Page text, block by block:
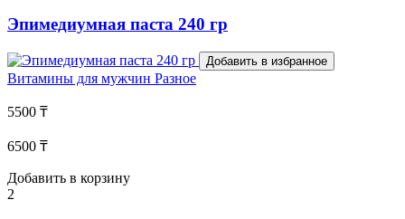
Эпимедиумная паста 240 гр
Добавить в избранное
Витамины для мужчин Разное
5500 ₸
6500 ₸
Добавить в корзину
2